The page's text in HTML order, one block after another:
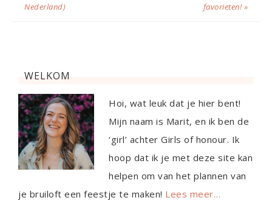
Nederland)
favorieten! »
WELKOM
Hoi, wat leuk dat je hier bent!
Mijn naam is Marit, en ik ben de
‘girl’ achter Girls of honour. Ik
hoop dat ik je met deze site kan
helpen om van het plannen van
je bruiloft een feestje te maken! Lees meer…